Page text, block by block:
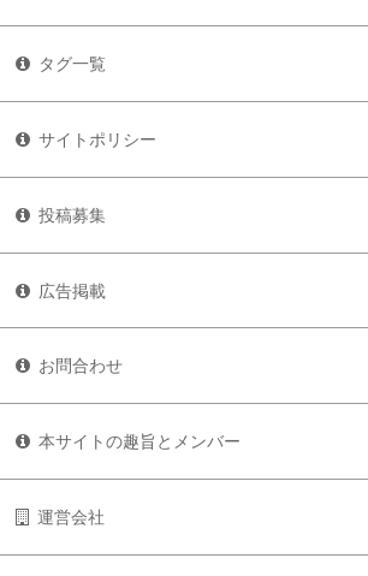
タグ一覧
サイトポリシー
投稿募集
広告掲載
お問合わせ
本サイトの趣旨とメンバー
運営会社